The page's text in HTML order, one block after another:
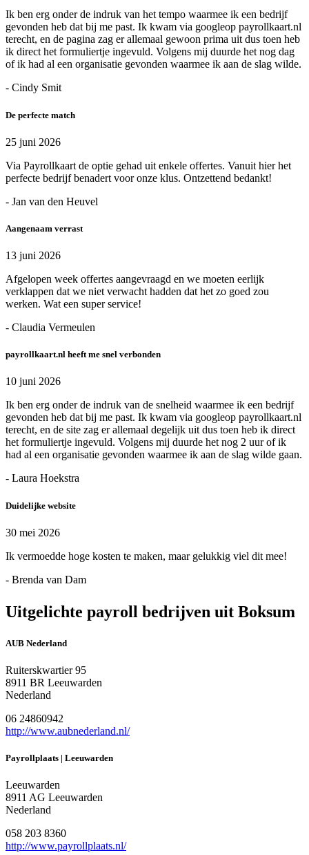
Ik ben erg onder de indruk van het tempo waarmee ik een bedrijf
gevonden heb dat bij me past. Ik kwam via googleop payrollkaart.nl
terecht, en de pagina zag er allemaal gewoon prima uit dus toen heb
ik direct het formuliertje ingevuld. Volgens mij duurde het nog dag
of ik had al een organisatie gevonden waarmee ik aan de slag wilde.
- Cindy Smit
De perfecte match
25 juni 2026
Via Payrollkaart de optie gehad uit enkele offertes. Vanuit hier het
perfecte bedrijf benadert voor onze klus. Ontzettend bedankt!
- Jan van den Heuvel
Aangenaam verrast
13 juni 2026
Afgelopen week offertes aangevraagd en we moeten eerlijk
verklappen dat we niet verwacht hadden dat het zo goed zou
werken. Wat een super service!
- Claudia Vermeulen
payrollkaart.nl heeft me snel verbonden
10 juni 2026
Ik ben erg onder de indruk van de snelheid waarmee ik een bedrijf
gevonden heb dat bij me past. Ik kwam via googleop payrollkaart.nl
terecht, en de site zag er allemaal degelijk uit dus toen heb ik direct
het formuliertje ingevuld. Volgens mij duurde het nog 2 uur of ik
had al een organisatie gevonden waarmee ik aan de slag wilde gaan.
- Laura Hoekstra
Duidelijke website
30 mei 2026
Ik vermoedde hoge kosten te maken, maar gelukkig viel dit mee!
- Brenda van Dam
Uitgelichte payroll bedrijven uit Boksum
AUB Nederland
Ruiterskwartier 95
8911 BR Leeuwarden
Nederland
06 24860942
http://www.aubnederland.nl/
Payrollplaats | Leeuwarden
Leeuwarden
8911 AG Leeuwarden
Nederland
058 203 8360
http://www.payrollplaats.nl/